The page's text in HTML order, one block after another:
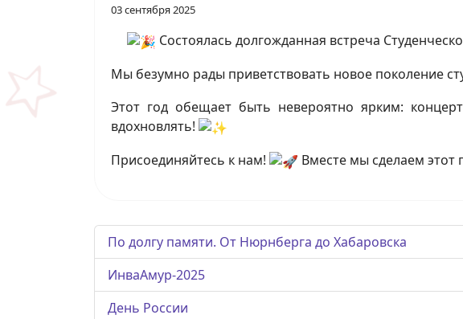
03 сентября 2025
Состоялась долгожданная встреча
Мы безумно рады приветствовать новое поколение
Этот год обещает быть невероятно ярким:
вдохновлять!
Присоединяйтесь к нам!
Вместе мы сделаем
По долгу памяти. От Нюрнберга до Хабаровска
ИнваАмур-2025
День России